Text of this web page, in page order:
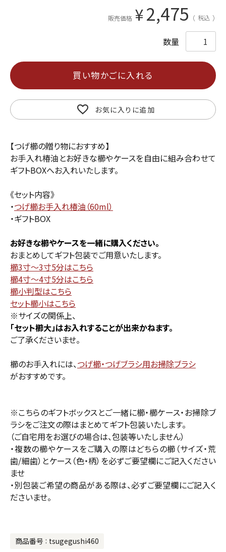
販売価格 ¥2,475 税込
お気に入りに追加
買い物かごに入れる
【つげ櫛の贈り物におすすめ】
お手入れ椿油とお好きな櫛やケースを自由に組み合わせて
ギフトBOXへお入れいたします。
《セット内容》
・つげ櫛お手入れ椿油（60ml）
・ギフトBOX
お好きな櫛やケースを一緒に購入ください。
おまとめしてギフト包装でご用意いたします。
櫛3寸〜3寸5分はこちら
櫛4寸〜4寸5分はこちら
櫛小判型はこちら
セット櫛小はこちら
※サイズの関係上、
「セット櫛大」はお入れすることが出来かねます。
ご了承くださいませ。
櫛のお手入れには、つげ櫛・つげブラシ用お掃除ブラシ
がおすすめです。
※こちらのギフトボックスとご一緒に櫛・櫛ケース・お掃除ブ
ラシをご注文の際はまとめてギフト包装いたします。
（ご自宅用をお選びの場合は、包装等いたしません）
・複数の櫛やケースをご購入の際はどちらの櫛（サイズ・荒
歯/細歯）とケース（色・柄）を必ずご要望欄にご記入ください
ませ
・別包装ご希望の商品がある際は、必ずご要望欄にご記入く
ださいませ。
商品番号 tsugegushi460